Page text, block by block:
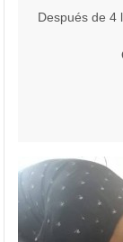
Después de 4